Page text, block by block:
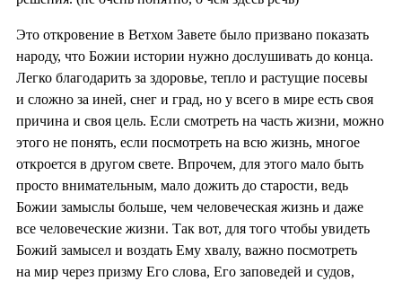
Это откровение в Ветхом Завете было призвано показать
народу, что Божии истории нужно дослушивать до конца.
Легко благодарить за здоровье, тепло и растущие посевы
и сложно за иней, снег и град, но у всего в мире есть своя
причина и своя цель. Если смотреть на часть жизни, можно
этого не понять, если посмотреть на всю жизнь, многое
откроется в другом свете. Впрочем, для этого мало быть
просто внимательным, мало дожить до старости, ведь
Божии замыслы больше, чем человеческая жизнь и даже
все человеческие жизни. Так вот, для того чтобы увидеть
Божий замысел и воздать Ему хвалу, важно посмотреть
на мир через призму Его слова, Его заповедей и судов,